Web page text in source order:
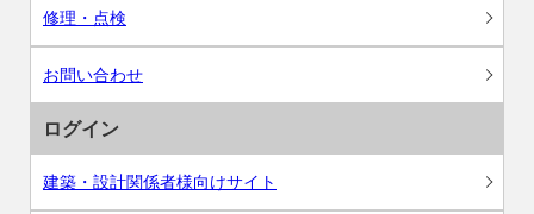
修理・点検
お問い合わせ
ログイン
建築・設計関係者様向けサイト